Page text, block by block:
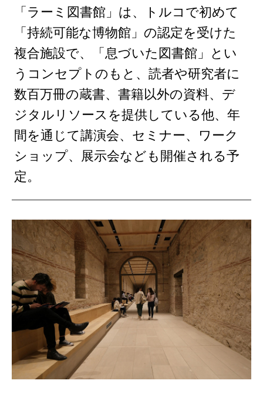
「ラーミ図書館」は、トルコで初めて
「持続可能な博物館」の認定を受けた
複合施設で、「息づいた図書館」とい
うコンセプトのもと、読者や研究者に
数百万冊の蔵書、書籍以外の資料、デ
ジタルリソースを提供している他、年
間を通じて講演会、セミナー、ワーク
ショップ、展示会なども開催される予
定。